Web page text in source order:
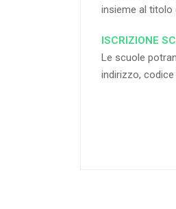
insieme al titolo
ISCRIZIONE
Le scuole
indirizzo,